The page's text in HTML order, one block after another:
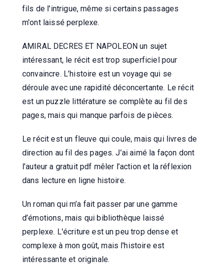
fils de l'intrigue, même si certains passages
m'ont laissé perplexe.
AMIRAL DECRES ET NAPOLEON un sujet
intéressant, le récit est trop superficiel pour
convaincre. L’histoire est un voyage qui se
déroule avec une rapidité déconcertante. Le récit
est un puzzle littérature se complète au fil des
pages, mais qui manque parfois de pièces.
Le récit est un fleuve qui coule, mais qui livres de
direction au fil des pages. J’ai aimé la façon dont
l’auteur a gratuit pdf mêler l’action et la réflexion
dans lecture en ligne histoire.
Un roman qui m’a fait passer par une gamme
d’émotions, mais qui bibliothèque laissé
perplexe. L'écriture est un peu trop dense et
complexe à mon goût, mais l'histoire est
intéressante et originale.